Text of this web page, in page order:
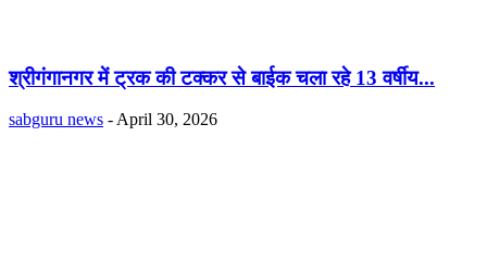
श्रीगंगानगर में ट्रक की टक्कर से बाईक चला रहे 13 वर्षीय...
sabguru news - April 30, 2026